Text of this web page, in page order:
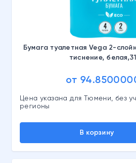
Бумага туалетная Vega 2-
тиснение,
от
Цена указана для Тюмени, без
регионы
В корзину